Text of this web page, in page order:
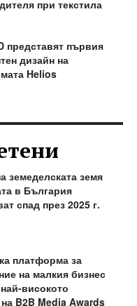
при текстила
представят първия
дизайн на
Helios
земеделската земя
в България
спад през 2025 г.
платформа за
на малкия бизнес
високото
B2B Media Awards